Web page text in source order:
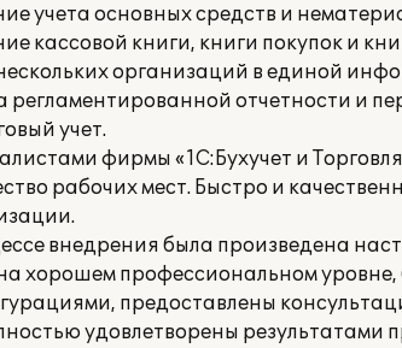
учета основных средств и
кассовой книги, книги покупок и
организаций в единой
регламентированной отчетности и
учет.
фирмы «1С:Бухучет и
рабочих мест. Быстро и
внедрения была произведена
хорошем профессиональном
предоставлены
удовлетворены результатами